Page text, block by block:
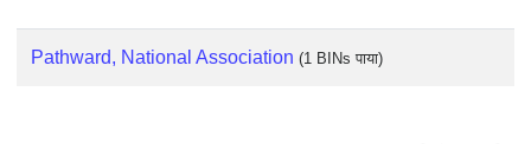
Pathward, National Association (1 BINs पाया)